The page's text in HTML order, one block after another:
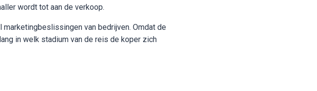
wordt tot aan de verkoop.
marketingbeslissingen van bedrijven. Omdat de
in welk stadium van de reis de koper zich